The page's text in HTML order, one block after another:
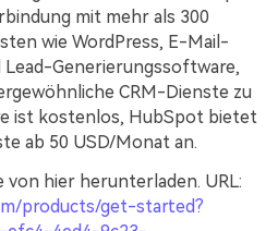
mit mehr als 300
wie WordPress, E-Mail-
Generierungssoftware,
CRM-Dienste zu
ist kostenlos, HubSpot bietet
ab 50 USD/Monat an.
hier herunterladen. URL:
products/get-started?